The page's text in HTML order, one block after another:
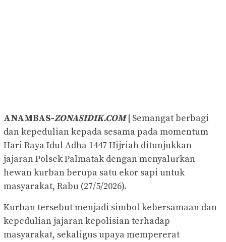
ANAMBAS-ZONASIDIK.COM| Semangat berbagi
dan kepedulian kepada sesama pada momentum
Hari Raya Idul Adha 1447 Hijriah ditunjukkan
jajaran Polsek Palmatak dengan menyalurkan
hewan kurban berupa satu ekor sapi untuk
masyarakat, Rabu (27/5/2026).
Kurban tersebut menjadi simbol kebersamaan dan
kepedulian jajaran kepolisian terhadap
masyarakat, sekaligus upaya mempererat